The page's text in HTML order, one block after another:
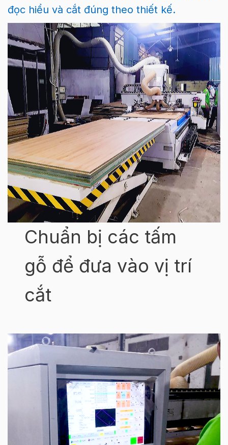
đọc hiểu và cắt đúng theo thiết kế.
Chuẩn bị các tấm
gỗ để đưa vào vị trí
cắt